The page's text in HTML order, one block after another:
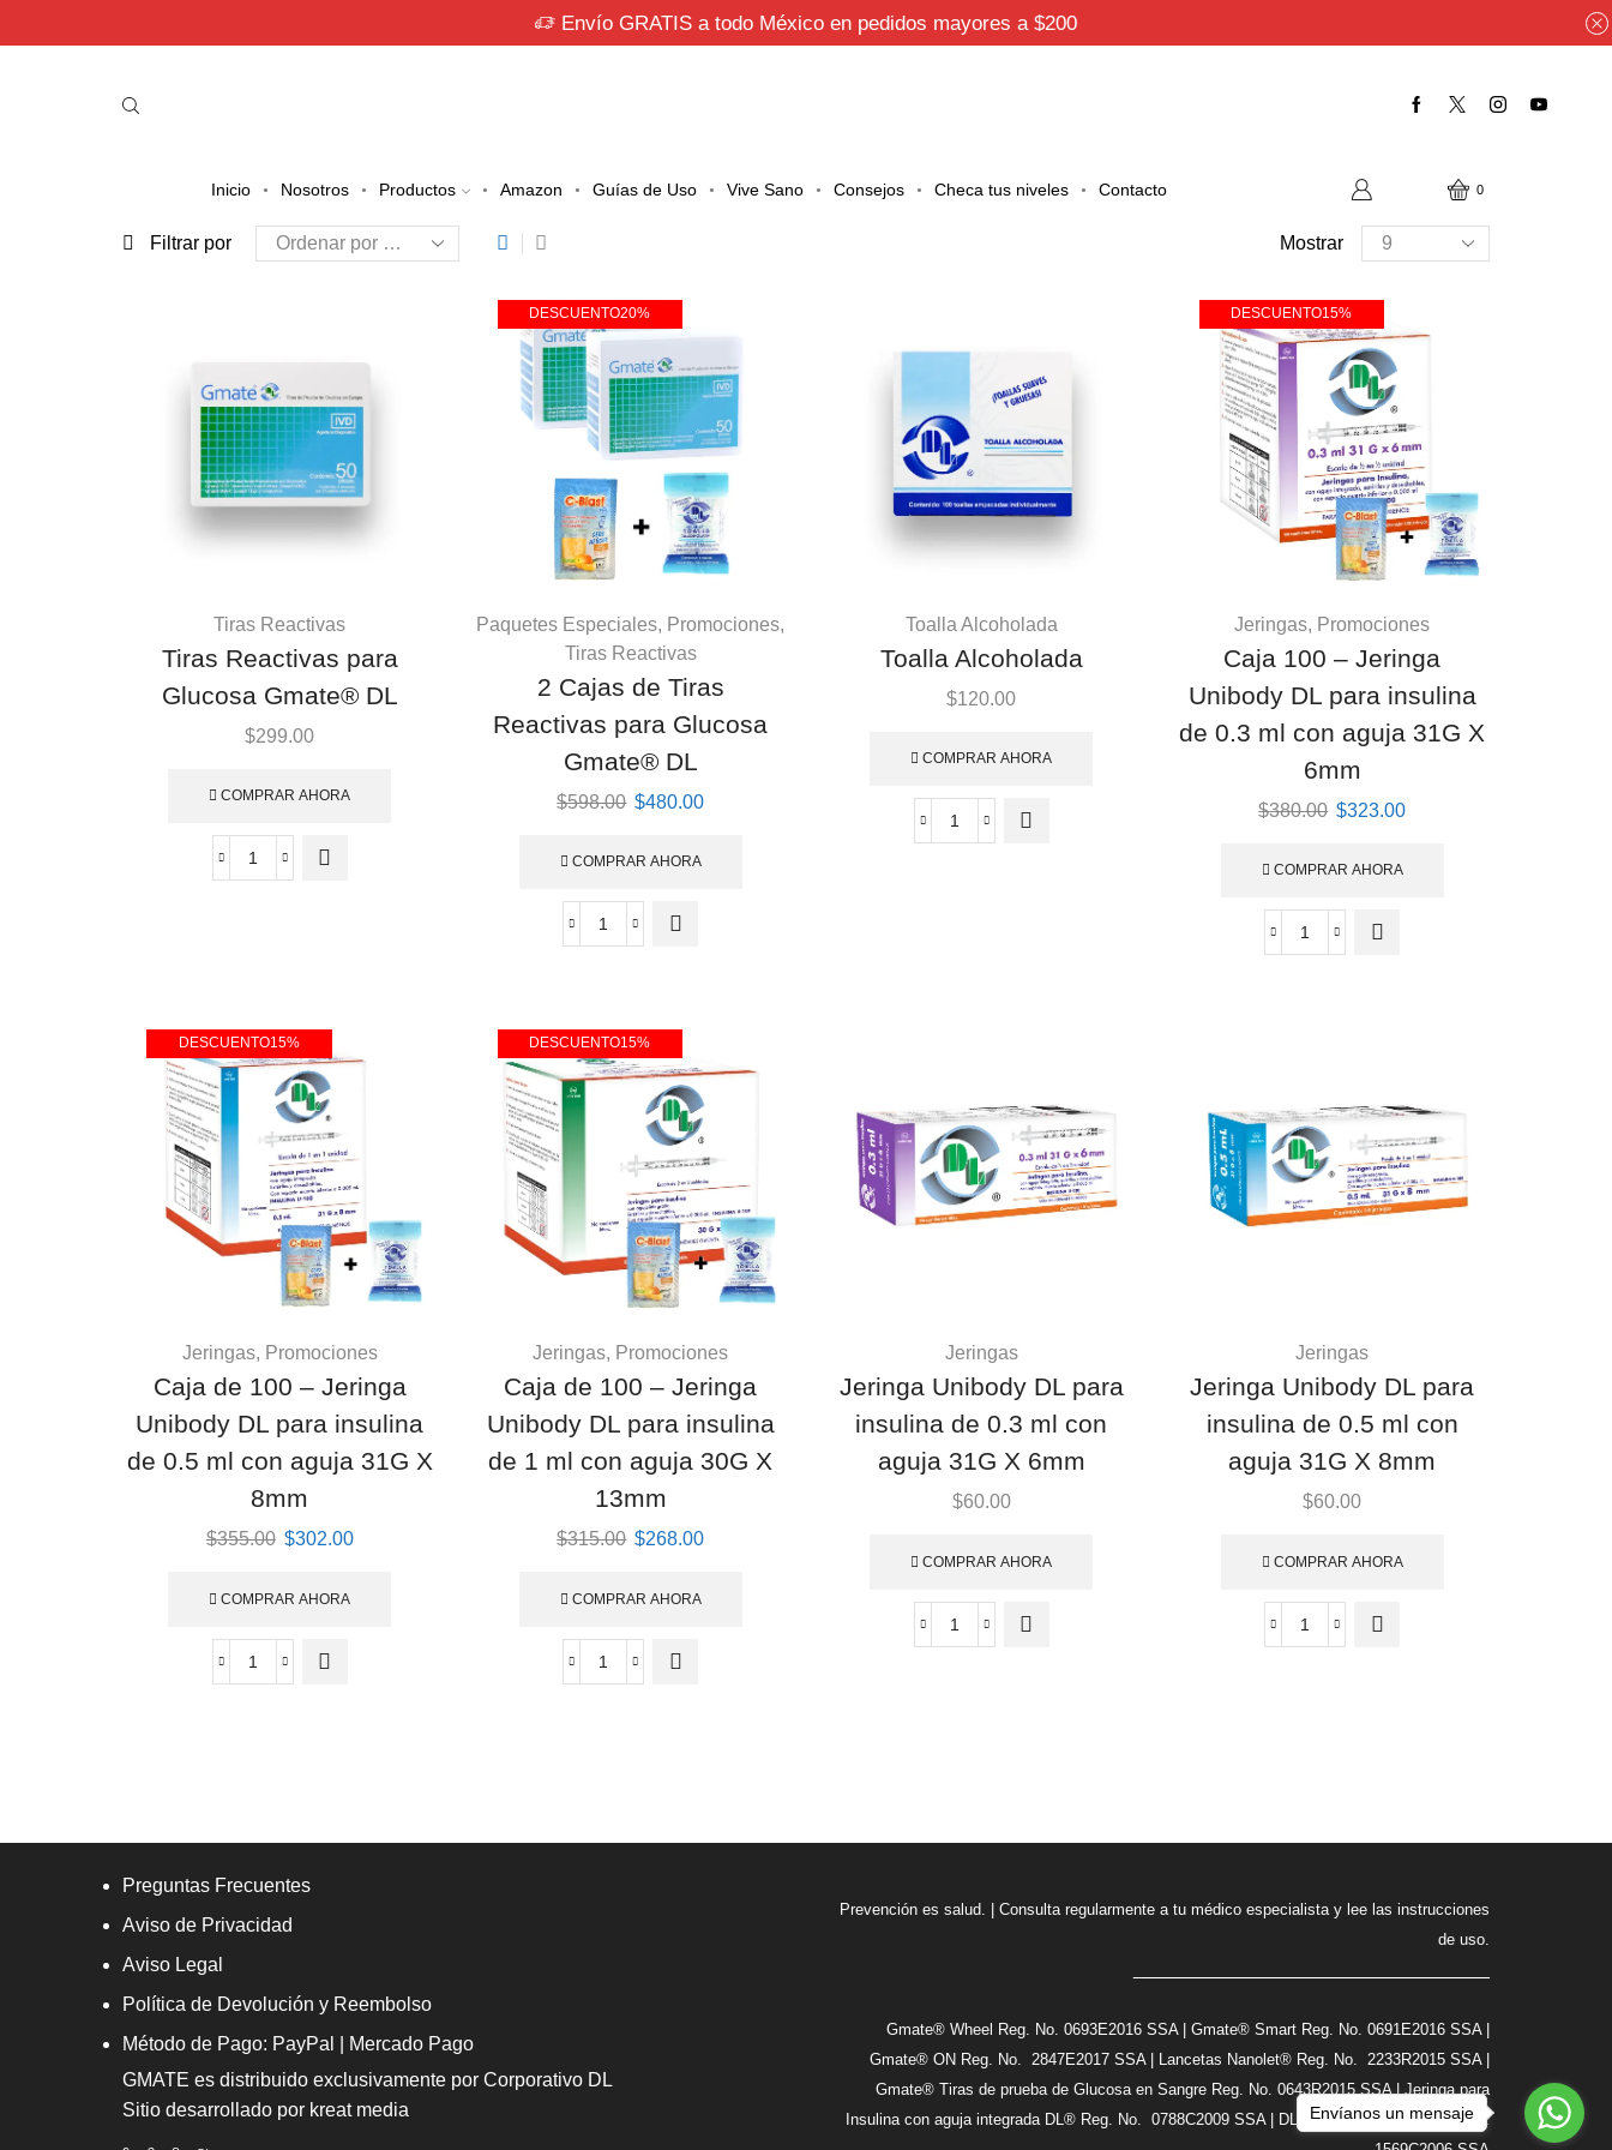
Envío GRATIS a todo México en pedidos mayores a $200
Inicio Nosotros Productos Amazon Guías de Uso Vive Sano Consejos Checa tus niveles Contacto 0
Filtrar por Mostrar
Productos
por
Tiras Reactivas
Tiras Reactivas para
Glucosa Gmate® DL
$299.00
COMPRAR AHORA
DESCUENTO20%
Paquetes Especiales, Promociones,
Tiras Reactivas
2 Cajas de Tiras
Reactivas para Glucosa
Gmate® DL
$598.00 Original
was:
$480.00Current
COMPRAR AHORA
Toalla Alcoholada
Toalla Alcoholada
$120.00
COMPRAR AHORA
DESCUENTO15%
Jeringas, Promociones
Caja 100 – Jeringa
Unibody DL para insulina
de 0.3 ml con aguja 31G X
6mm
$380.00 Original
was:
$323.00Current
COMPRAR AHORA
DESCUENTO15%
Jeringas, Promociones
Caja de 100 – Jeringa
Unibody DL para insulina
de 0.5 ml con aguja 31G X
8mm
$355.00 Original
was:
$302.00Current
COMPRAR AHORA
DESCUENTO15%
Jeringas, Promociones
Caja de 100 – Jeringa
Unibody DL para insulina
de 1 ml con aguja 30G X
13mm
$315.00 Original
was:
$268.00Current
COMPRAR AHORA
Jeringas
Jeringa Unibody DL para
insulina de 0.3 ml con
aguja 31G X 6mm
$60.00
COMPRAR AHORA
Jeringas
Jeringa Unibody DL para
insulina de 0.5 ml con
aguja 31G X 8mm
$60.00
COMPRAR AHORA
Preguntas Frecuentes
Aviso de Privacidad
Aviso Legal
Política de Devolución y Reembolso
Método de Pago: PayPal | Mercado Pago
GMATE es distribuido exclusivamente por Corporativo DL
Sitio desarrollado por kreat media
Prevención es salud. | Consulta regularmente a tu médico especialista y lee las instrucciones
de uso.
Gmate® Wheel Reg. No. 0693E2016 SSA | Gmate® Smart Reg. No. 0691E2016 SSA |
Gmate® ON Reg. No. 2847E2017 SSA | Lancetas Nanolet® Reg. No. 2233R2015 SSA |
Gmate® Tiras de prueba de Glucosa en Sangre Reg. No. 0643R2015 SSA | Jeringa para
Insulina con aguja integrada DL® Reg. No. 0788C2009 SSA | DL Toalla Alcoholada Reg. No.
Envíanos un mensaje